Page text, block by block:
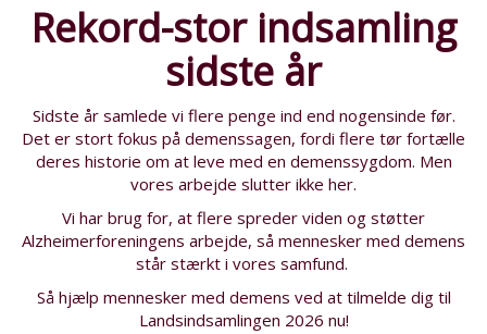
Rekord-stor indsamling
sidste år
Sidste år samlede vi flere penge ind end nogensinde før.
Det er stort fokus på demenssagen, fordi flere tør fortælle
deres historie om at leve med en demenssygdom. Men
vores arbejde slutter ikke her.
Vi har brug for, at flere spreder viden og støtter
Alzheimerforeningens arbejde, så mennesker med demens
står stærkt i vores samfund.
Så hjælp mennesker med demens ved at tilmelde dig til
Landsindsamlingen 2026 nu!